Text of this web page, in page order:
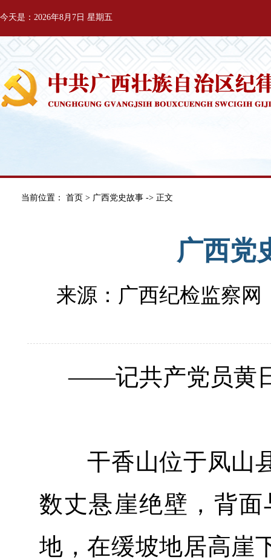
今天是：2026年8月7日 星期五
当前位置： 首页 > 广西党史故事 -> 正文
广西党
来源：广西纪检监察网
——记共产党员黄
干香山位于凤山县
数丈悬崖绝壁，背
地，在缓坡地居高崖